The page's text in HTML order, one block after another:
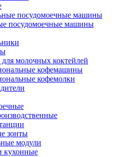
посудомоечные машины
посудомоечные машины
молочных коктейлей
кофемашины
кофемолки
зонты
модули
кухонные